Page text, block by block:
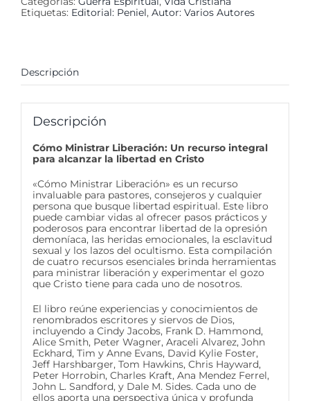
Etiquetas: Editorial: Peniel, Autor: Varios Autores
Descripción
Descripción
Cómo Ministrar Liberación: Un recurso integral
para alcanzar la libertad en Cristo
«Cómo Ministrar Liberación» es un recurso
invaluable para pastores, consejeros y cualquier
persona que busque libertad espiritual. Este libro
puede cambiar vidas al ofrecer pasos prácticos y
poderosos para encontrar libertad de la opresión
demoníaca, las heridas emocionales, la esclavitud
sexual y los lazos del ocultismo. Esta compilación
de cuatro recursos esenciales brinda herramientas
para ministrar liberación y experimentar el gozo
que Cristo tiene para cada uno de nosotros.
El libro reúne experiencias y conocimientos de
renombrados escritores y siervos de Dios,
incluyendo a Cindy Jacobs, Frank D. Hammond,
Alice Smith, Peter Wagner, Araceli Alvarez, John
Eckhard, Tim y Anne Evans, David Kylie Foster,
Jeff Harshbarger, Tom Hawkins, Chris Hayward,
Peter Horrobin, Charles Kraft, Ana Mendez Ferrel,
John L. Sandford, y Dale M. Sides. Cada uno de
ellos aporta una perspectiva única y profunda